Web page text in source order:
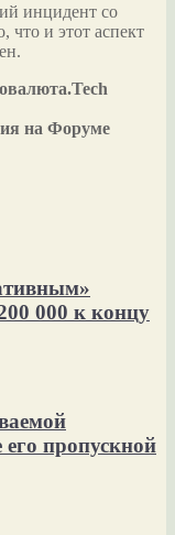
инцидент со
что и этот аспект
на Форуме
000 к концу
пропускной